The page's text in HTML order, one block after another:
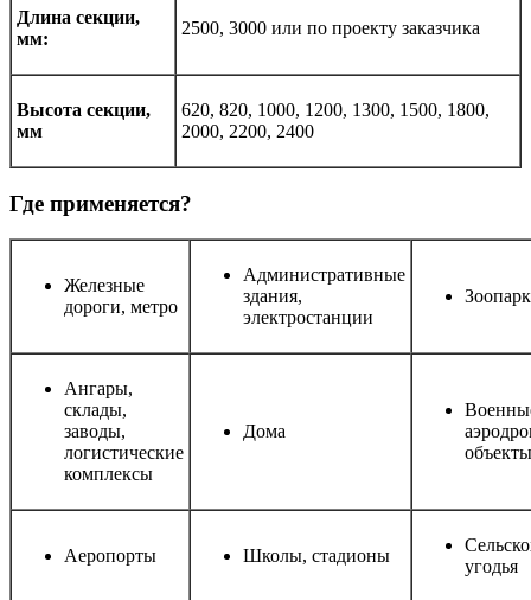
Длина секции,
мм:
2500, 3000 или по проекту заказчика
Высота секции,
мм
620, 820, 1000, 1200, 1300, 1500, 1800,
2000, 2200, 2400
Где применяется?
Железные
дороги, метро
Административные
здания,
электростанции
Ангары,
склады,
заводы,
логистические
комплексы
Дома
Аеропорты Школы, стадионы
угодья